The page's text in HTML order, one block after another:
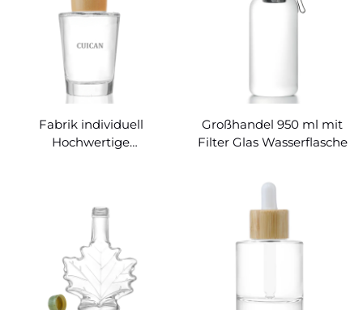
Fabrik individuell
Hochwertige
Großhandel 950 ml mit
Filter Glas Wasserflasche